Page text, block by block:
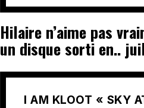
Hilaire n’aime pas
un disque sorti en..
I AM KLOOT « SKY